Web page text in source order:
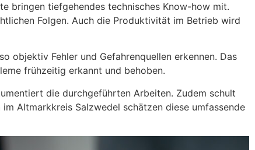
bringen tiefgehendes technisches Know-how mit.
Folgen. Auch die Produktivität im Betrieb wird
objektiv Fehler und Gefahrenquellen erkennen. Das
frühzeitig erkannt und behoben.
die durchgeführten Arbeiten. Zudem schult
Altmarkkreis Salzwedel schätzen diese umfassende